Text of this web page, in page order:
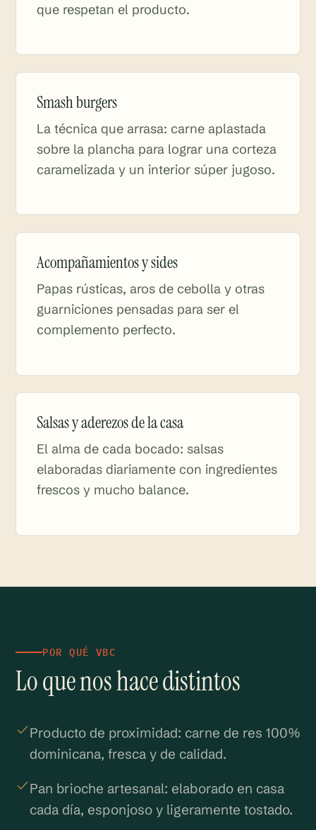
que respetan el producto.
Smash burgers
La técnica que arrasa: carne aplastada
sobre la plancha para lograr una corteza
caramelizada y un interior súper jugoso.
Acompañamientos y sides
Papas rústicas, aros de cebolla y otras
guarniciones pensadas para ser el
complemento perfecto.
Salsas y aderezos de la casa
El alma de cada bocado: salsas
elaboradas diariamente con ingredientes
frescos y mucho balance.
POR QUÉ VBC
Lo que nos hace distintos
Producto de proximidad: carne de res 100%
dominicana, fresca y de calidad.
Pan brioche artesanal: elaborado en casa
cada día, esponjoso y ligeramente tostado.